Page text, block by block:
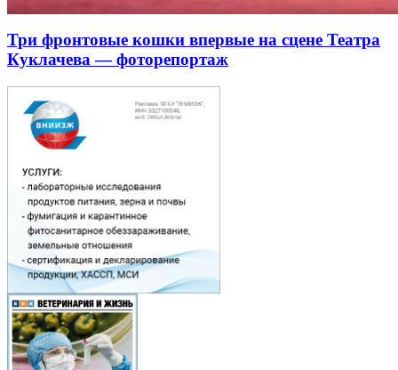
Три фронтовые кошки впервые на сцене Театра
Куклачева — фоторепортаж